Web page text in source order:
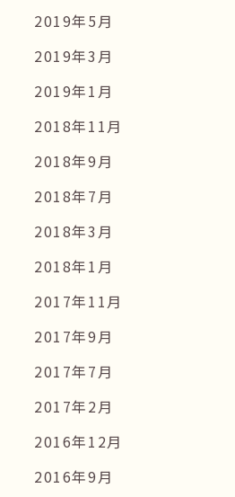
2019年5月
2019年3月
2019年1月
2018年11月
2018年9月
2018年7月
2018年3月
2018年1月
2017年11月
2017年9月
2017年7月
2017年2月
2016年12月
2016年9月